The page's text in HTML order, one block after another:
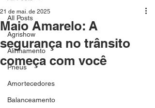
All Posts
Agrishow
Alinhamento
Pneus
Amortecedores
Balanceamento
Maio Amarelo: A
segurança no trânsito
começa com você
21 de mai. de 2025